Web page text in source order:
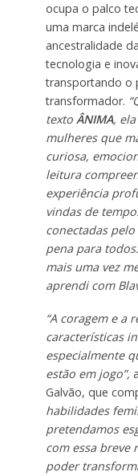
ocupa o palco
uma marca
ancestralidade
tecnologia e
transportando o
transformador.
texto ÂNIMA,
mulheres que
curiosa,
leitura
experiência
vindas de
conectadas
pena para
mais uma vez
aprendi com
“A coragem e a
características
especialmente
estão em jogo”,
Galvão, que
habilidades
pretendamos
com essa breve
poder